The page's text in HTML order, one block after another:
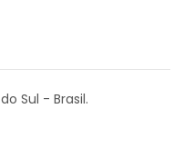
Sul - Brasil.